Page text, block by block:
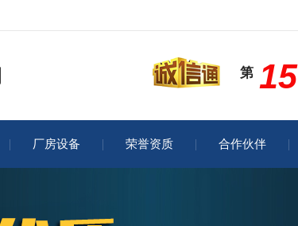
第 15
厂房设备 荣誉资质 合作伙伴